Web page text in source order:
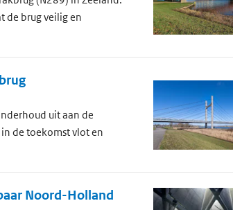
de brug veilig en
uit aan de
de toekomst vlot en
Noord-Holland